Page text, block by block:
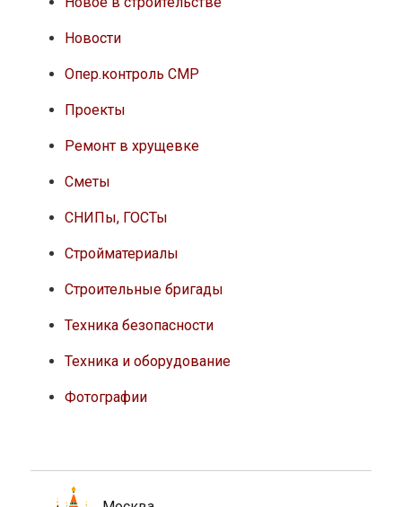
Новости
Опер.контроль СМР
Проекты
Ремонт в хрущевке
Сметы
СНИПы, ГОСТы
Стройматериалы
Строительные бригады
Техника безопасности
Техника и оборудование
Фотографии